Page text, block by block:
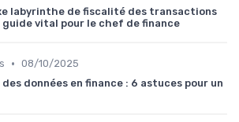
labyrinthe de fiscalité des transactions
vital pour le chef de finance
• 08/10/2025
données en finance : 6 astuces pour un